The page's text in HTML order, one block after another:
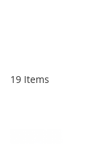
19 Items